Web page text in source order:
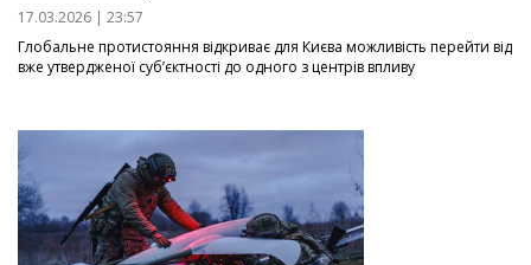
17.03.2026 | 23:57
Глобальне протистояння відкриває для Києва можливість перейти від
вже утвердженої суб’єктності до одного з центрів впливу